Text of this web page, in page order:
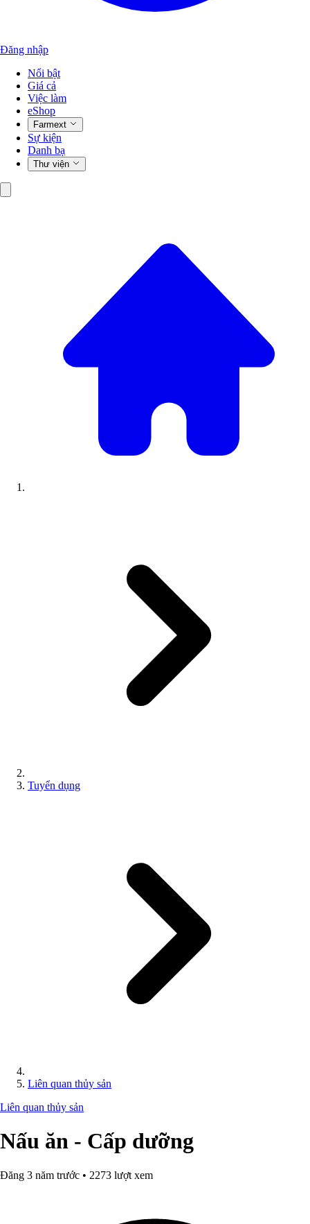
Đăng nhập
Nổi bật
Giá cả
Việc làm
eShop
Farmext
Sự kiện
Danh bạ
Thư viện
Tuyển dụng
Liên quan thủy sản
Liên quan thủy sản
Nấu ăn - Cấp dưỡng
Đăng 3 năm trước • 2273 lượt xem